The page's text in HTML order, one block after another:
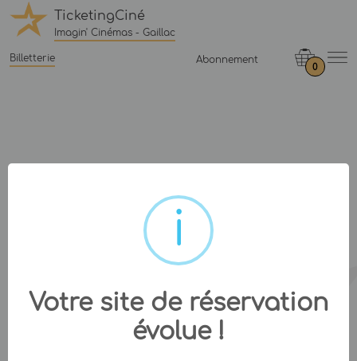
TicketingCiné
Imagin' Cinémas - Gaillac
Billetterie Abonnement
0
Votre site de réservation
évolue !